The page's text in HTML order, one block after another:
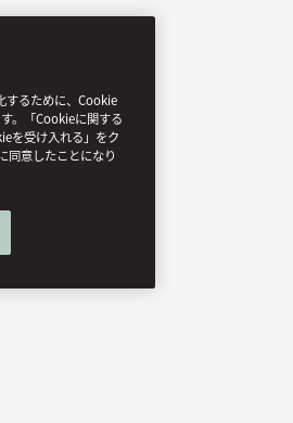
するために、Cookie
。「Cookieに関する
を受け入れる」をク
同意したことになり